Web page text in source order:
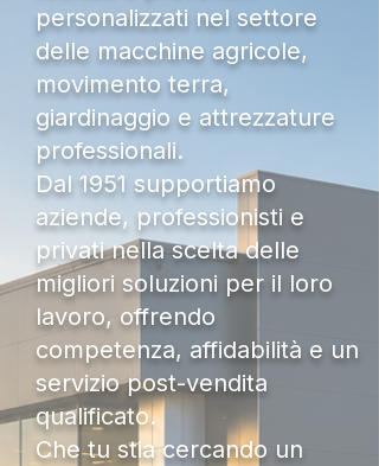
personalizzati nel settore
delle macchine agricole,
movimento terra,
giardinaggio e attrezzature
professionali.
Dal 1951 supportiamo
aziende, professionisti e
privati nella scelta delle
migliori soluzioni per il loro
lavoro, offrendo
competenza, affidabilità e un
servizio post-vendita
qualificato.
Che tu stia cercando un